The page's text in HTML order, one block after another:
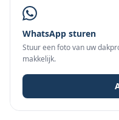
WhatsApp sturen
Stuur een foto van uw
makkelijk.